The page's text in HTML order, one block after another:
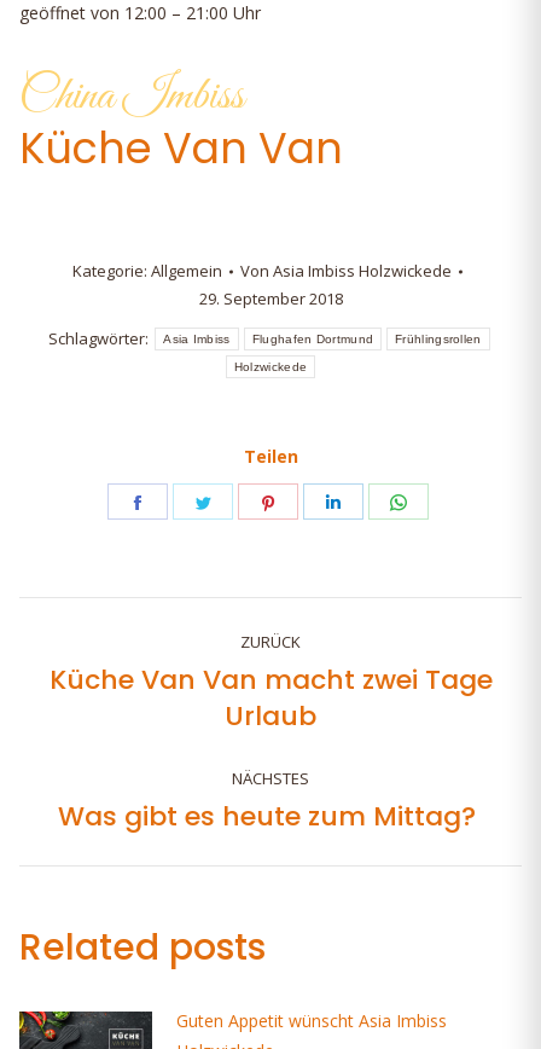
geöffnet von 12:00 – 21:00 Uhr
China Imbiss
Küche Van Van
Kategorie: Allgemein Von Asia Imbiss Holzwickede
29. September 2018
Schlagwörter:
Asia Imbiss Flughafen Dortmund Frühlingsrollen
Holzwickede
Teilen
Share
Share
Share
Share
ZURÜCK
Vorheriger
Beitrag:
Küche Van Van macht zwei Tage
Urlaub
NÄCHSTES
Nächster
Was gibt es heute zum Mittag?
Related posts
Guten Appetit wünscht Asia Imbiss